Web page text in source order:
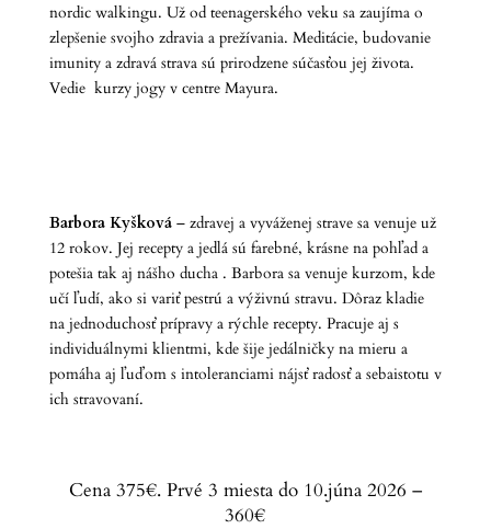
nordic walkingu. Už od teenagerského veku sa zaujíma o
zlepšenie svojho zdravia a prežívania. Meditácie, budovanie
imunity a zdravá strava sú prirodzene súčasťou jej života.
Vedie kurzy jogy v centre Mayura.
Barbora Kyšková– zdravej a vyváženej strave sa venuje už
12 rokov. Jej recepty a jedlá sú farebné, krásne na pohľad a
potešia tak aj nášho ducha . Barbora sa venuje kurzom, kde
učí ľudí, ako si variť pestrú a výživnú stravu. Dôraz kladie
na jednoduchosť prípravy a rýchle recepty. Pracuje aj s
individuálnymi klientmi, kde šije jedálničky na mieru a
pomáha aj ľuďom s intoleranciami nájsť radosť a sebaistotu v
ich stravovaní.
Cena 375€. Prvé 3 miesta do 10.júna 2026 –
360€